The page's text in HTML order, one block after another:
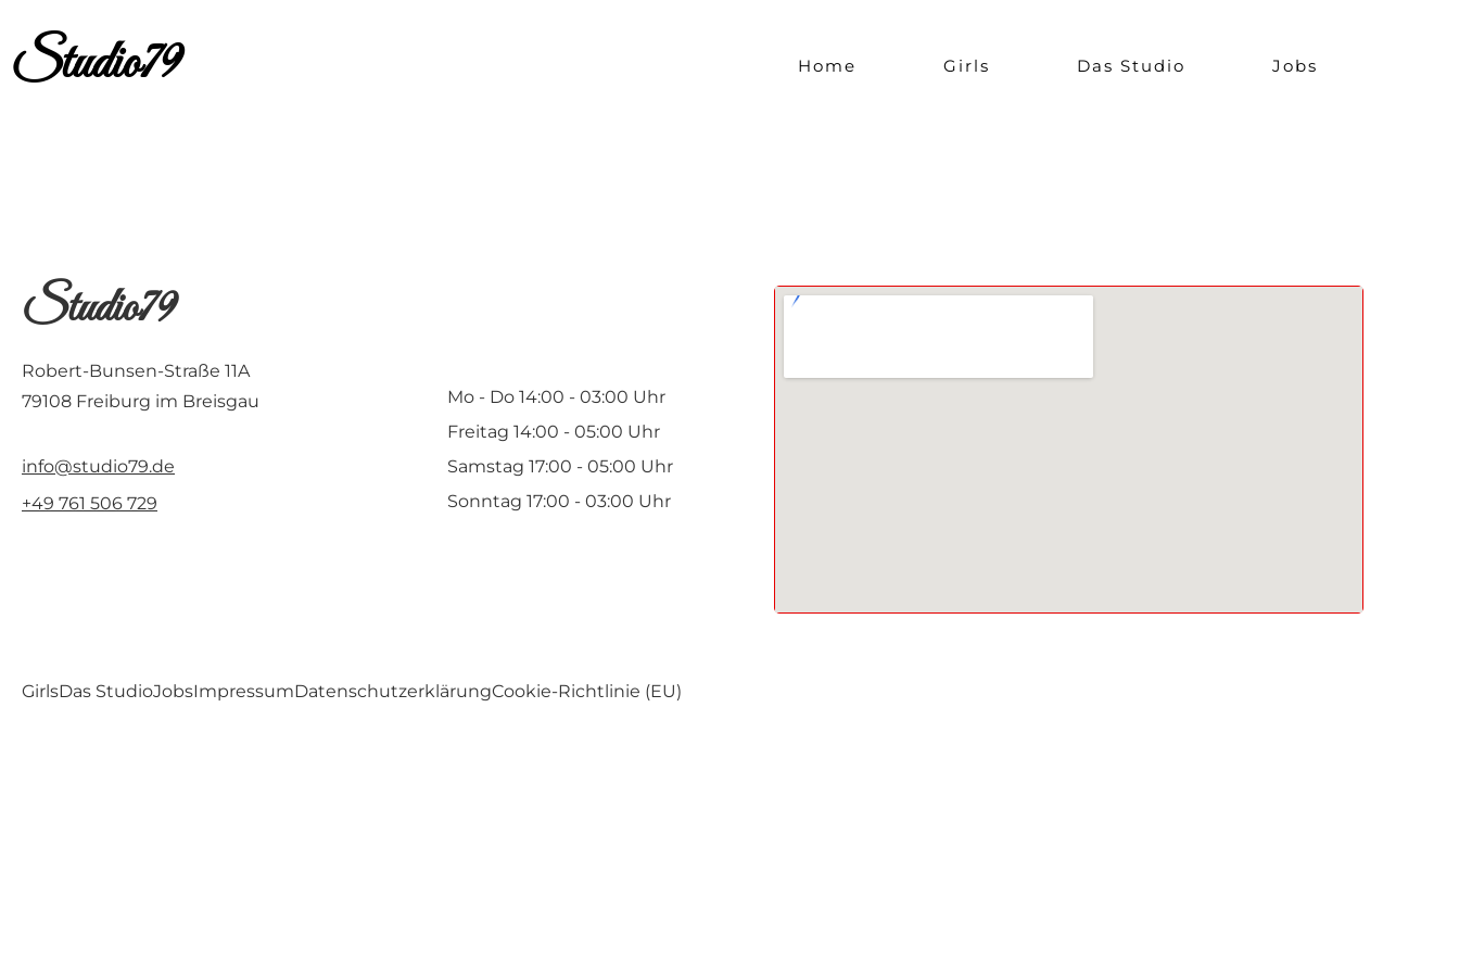
Studio79 Home Girls Das Studio Jobs
Studio79
Robert-Bunsen-Straße 11A
79108 Freiburg im Breisgau
info@studio79.de
+49 761 506 729
Mo - Do 14:00 - 03:00 Uhr
Freitag 14:00 - 05:00 Uhr
Samstag 17:00 - 05:00 Uhr
Sonntag 17:00 - 03:00 Uhr
GirlsDas StudioJobsImpressumDatenschutzerklärungCookie-Richtlinie (EU)